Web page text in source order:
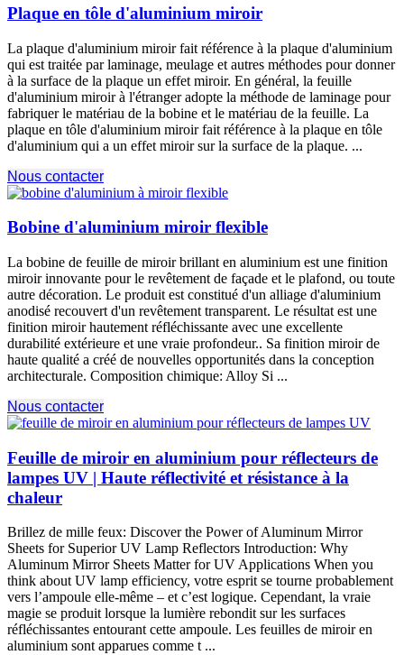
Plaque en tôle d'aluminium miroir
La plaque d'aluminium miroir fait référence à la plaque d'aluminium
qui est traitée par laminage, meulage et autres méthodes pour donner
à la surface de la plaque un effet miroir. En général, la feuille
d'aluminium miroir à l'étranger adopte la méthode de laminage pour
fabriquer le matériau de la bobine et le matériau de la feuille. La
plaque en tôle d'aluminium miroir fait référence à la plaque en tôle
d'aluminium qui a un effet miroir sur la surface de la plaque. ...
Nous contacter
Bobine d'aluminium miroir flexible
La bobine de feuille de miroir brillant en aluminium est une finition
miroir innovante pour le revêtement de façade et le plafond, ou toute
autre décoration. Le produit est constitué d'un alliage d'aluminium
anodisé recouvert d'un revêtement transparent. Le résultat est une
finition miroir hautement réfléchissante avec une excellente
durabilité extérieure et une vraie profondeur.. Sa finition miroir de
haute qualité a créé de nouvelles opportunités dans la conception
architecturale. Composition chimique: Alloy Si ...
Nous contacter
Feuille de miroir en aluminium pour réflecteurs de
lampes UV | Haute réflectivité et résistance à la
chaleur
Brillez de mille feux: Discover the Power of Aluminum Mirror
Sheets for Superior UV Lamp Reflectors Introduction: Why
Aluminum Mirror Sheets Matter for UV Applications When you
think about UV lamp efficiency, votre esprit se tourne probablement
vers l’ampoule elle-même – et c’est logique. Cependant, la vraie
magie se produit lorsque la lumière rebondit sur les surfaces
réfléchissantes entourant cette ampoule. Les feuilles de miroir en
aluminium sont apparues comme t ...